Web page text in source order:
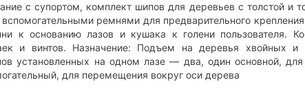
с супортом, комплект шипов для деревьев с толстой и
ремнями для предварительного
к основанию лазов и кушака к голени пользователя.
и винтов. Назначение: Подъем на деревья хвойных и
установленных на одном лазе — два, один основной,
для перемещения вокруг оси дерева